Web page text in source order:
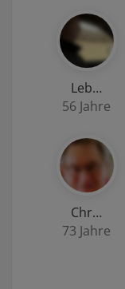
Leb…
56 Jahre
Chr…
73 Jahre